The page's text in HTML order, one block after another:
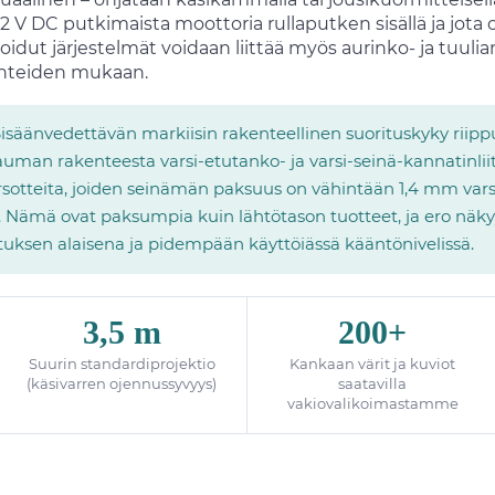
V DC putkimaista moottoria rullaputken sisällä ja jota
järjestelmät voidaan liittää myös aurinko- ja
mukaan.
markiisin rakenteellinen suorituskyky
rakenteesta varsi-etutanko- ja varsi-seinä-
joiden seinämän paksuus on vähintään 1,4 mm
ovat paksumpia kuin lähtötason tuotteet, ja ero
alaisena ja pidempään käyttöiässä kääntönivelissä.
3,5 m
Suurin standardiprojektio
(käsivarren ojennussyvyys)
200+
Kankaan värit ja kuviot
saatavilla
vakiovalikoimastamme